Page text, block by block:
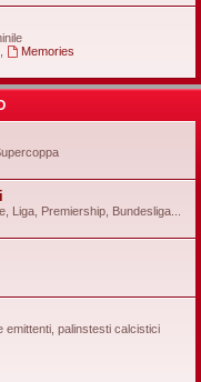
Memories
Liga, Premiership, Bundesliga...
emittenti, palinstesti calcistici